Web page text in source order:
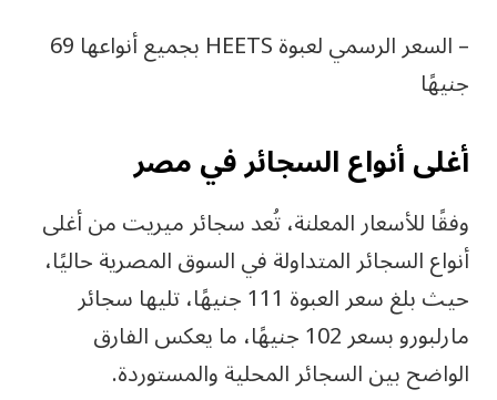
– السعر الرسمي لعبوة HEETS بجميع أنواعها 69
جنيهًا
أغلى أنواع السجائر في مصر
وفقًا للأسعار المعلنة، تُعد سجائر ميريت من أغلى
أنواع السجائر المتداولة في السوق المصرية حاليًا،
حيث بلغ سعر العبوة 111 جنيهًا، تليها سجائر
مارلبورو بسعر 102 جنيهًا، ما يعكس الفارق
الواضح بين السجائر المحلية والمستوردة.